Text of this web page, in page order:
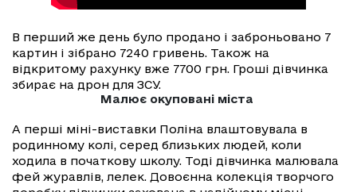
В перший же день було продано і заброньовано 7
картин і зібрано 7240 гривень. Також на
відкритому рахунку вже 7700 грн. Гроші дівчинка
збирає на дрон для ЗСУ.
Малює окуповані міста
А перші міні-виставки Поліна влаштовувала в
родинному колі, серед близьких людей, коли
ходила в початкову школу. Тоді дівчинка малювала
фей журавлів, лелек. Довоєнна колекція творчого